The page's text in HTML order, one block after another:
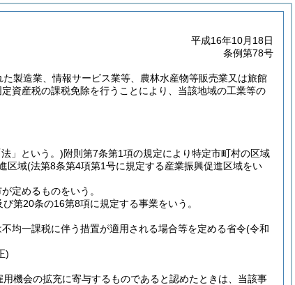
平成16年10月18日
条例第78号
製造業、情報サービス業等、農林水産物等販売業又は旅館
資産税の課税免除を行うことにより、当該地域の工業等の
」という。)附則第7条第1項の規定により特定市町村の区域
区域(法第8条第4項第1号に規定する産業振興促進区域をい
定めるものをいう。
第20条の16第8項に規定する事業をいう。
均一課税に伴う措置が適用される場合等を定める省令(令和
)
機会の拡充に寄与するものであると認めたときは、当該事